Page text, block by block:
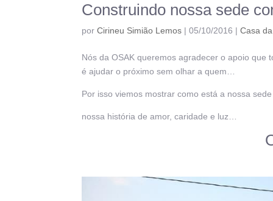
Construindo nossa sede
porCirineu Simião Lemos |05/10/2016 |Casa
Nós da OSAK queremos agradecer o apoio
é ajudar o próximo sem olhar a quem…
Por isso viemos mostrar como está a nossa
nossa história de amor, caridade e luz…